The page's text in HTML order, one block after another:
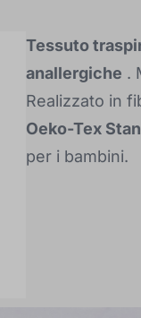
Tessuto
anallergiche .
Realizzato in
Oeko-Tex
per i bambini.